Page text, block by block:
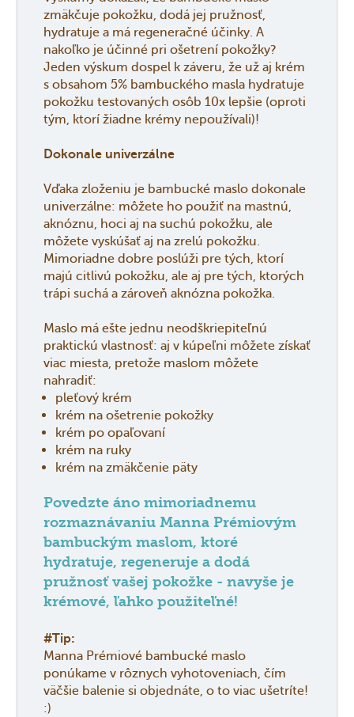
zmäkčuje pokožku, dodá jej pružnosť,
hydratuje a má regeneračné účinky. A
nakoľko je účinné pri ošetrení pokožky?
Jeden výskum dospel k záveru, že už aj krém
s obsahom 5% bambuckého masla hydratuje
pokožku testovaných osôb 10x lepšie (oproti
tým, ktorí žiadne krémy nepoužívali)!
Dokonale univerzálne
Vďaka zloženiu je bambucké maslo dokonale
univerzálne: môžete ho použiť na mastnú,
aknóznu, hoci aj na suchú pokožku, ale
môžete vyskúšať aj na zrelú pokožku.
Mimoriadne dobre poslúži pre tých, ktorí
majú citlivú pokožku, ale aj pre tých, ktorých
trápi suchá a zároveň aknózna pokožka.
Maslo má ešte jednu neodškriepiteľnú
praktickú vlastnosť: aj v kúpeľni môžete získať
viac miesta, pretože maslom môžete
nahradiť:
pleťový krém
krém na ošetrenie pokožky
krém po opaľovaní
krém na ruky
krém na zmäkčenie päty
Povedzte áno mimoriadnemu
rozmaznávaniu Manna Prémiovým
bambuckým maslom, ktoré
hydratuje, regeneruje a dodá
pružnosť vašej pokožke - navyše je
krémové, ľahko použiteľné!
#Tip:
Manna Prémiové bambucké maslo
ponúkame v rôznych vyhotoveniach, čím
väčšie balenie si objednáte, o to viac ušetríte!
:)